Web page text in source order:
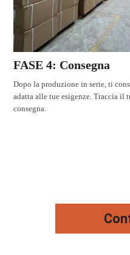
FASE 4: Consegna
Dopo la produzione in serie, ti
adatta alle tue esigenze. Traccia il
consegna.